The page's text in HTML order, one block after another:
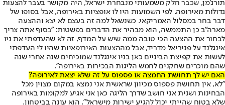
תורג'מן, שכבר חלק משמעותי מנבחרת ישראל, היה מקושר בעבר להצעות
גדולות מאירופה. לפי השמועות היו לו אופציות באירופה, אבל בסופו של
דבר בחר במסלול האמריקאי. כשנשאל למה זה בעצם לא יצא וההצעה
מארה"ב כן התממשה, הוא מבהיר את הדברים בפשטות: "בסוף אתה צריך
לבחור את ההצעה הכי טובה ממה שיש על המדף, זה לא שהעדפתי את ניו
אינגלנד על פניריאל מדריד, אבל מההצעות האירופאיות שהיו לי העדפתי
לעשות את קפיצת הביניים כאן בניו אינגלנד שמוכיחים שנה אחרי שנה
שהם מוכרים שחקנים לחמש הליגות הבכירות באירופה".
האם יש לך תחושת החמצה או פספוס על זה שלא יצאת לאירופה?
"לא, אין תחושת פספוס מכיוון שראשית אני נמצא במקום מצוין מכל
הבחינות ושנית אני חושב שדרך הליגה כאן אני אגיע למקומות באירופה
שלא בטוח שהייתי יכול להגיע ישירות מישראל", הוא עונה בביטחון.